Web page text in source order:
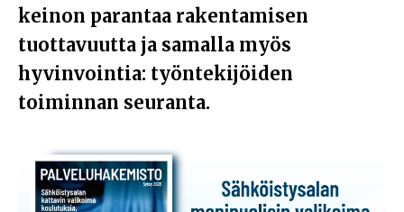
keinon parantaa rakentamisen
tuottavuutta ja samalla myös
hyvinvointia: työntekijöiden
toiminnan seuranta.